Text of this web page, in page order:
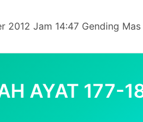
2012 Jam 14:47 Gending
AYAT 177-